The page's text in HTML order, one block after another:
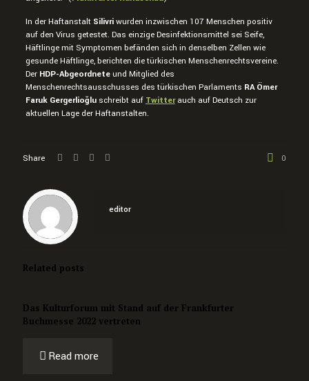
In der Haftanstalt Silivriwurden inzwischen 107 Menschen positiv
auf den Virus getestet. Das einzige Desinfektionsmittel sei Seife,
Häftlinge mit Symptomen befänden sich in denselben Zellen wie
gesunde Häftlinge, berichten die türkischen Menschenrechtsvereine.
Der HDP-Abgeordneteund Mitglied des
Menschenrechtsausschusses des türkischen Parlaments RA Ömer
Faruk Gergerlioğluschreibt auf Twitterauch auf Deutsch zur
aktuellen Lage der Haftanstalten.
Share 0
editor
Related posts
Das Kulturforum mit Stand auf der Frankfurter
Buchmesse 2022 vertreten
Read more